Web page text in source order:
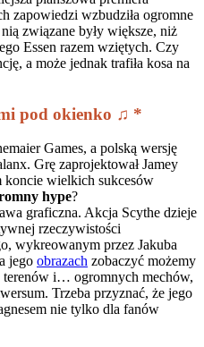
zapowiedzi wzbudziła ogromne
związane były większe, niż
Essen razem wziętych. Czy
a może jednak trafiła kosa na
pod okienko ♫ *
Games, a polską wersję
Grę zaprojektował Jamey
koncie wielkich sukcesów
hype?
graficzna. Akcja Scythe dzieje
rzeczywistości
wykreowanym przez Jakuba
jego obrazach zobaczyć możemy
terenów i… ogromnych mechów,
Trzeba przyznać, że jego
nie tylko dla fanów